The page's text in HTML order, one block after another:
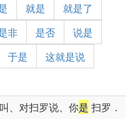
就是
就是了
非 是否
说是
于是
这就是说
、对扫罗说、你是 扫罗．